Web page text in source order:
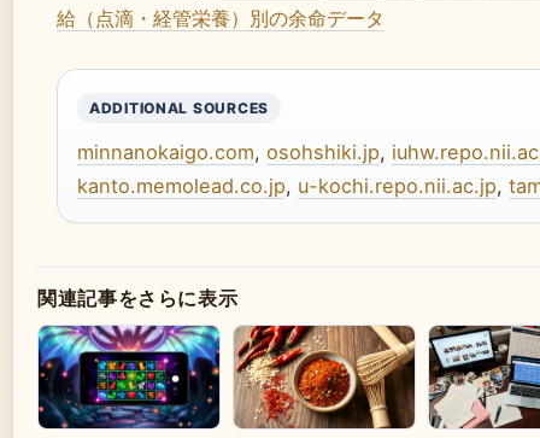
給（点滴・経管栄養）別の余命データ
ADDITIONAL SOURCES
minnanokaigo.com, osohshiki.jp,
kanto.memolead.co.jp, u-kochi.repo.nii.ac.jp,
関連記事をさらに表示